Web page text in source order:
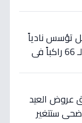
تؤسس نادياً
سرياً للسفر لا يتسع سوى لـ 66 راكباً في
عروض العيد
ستتغير